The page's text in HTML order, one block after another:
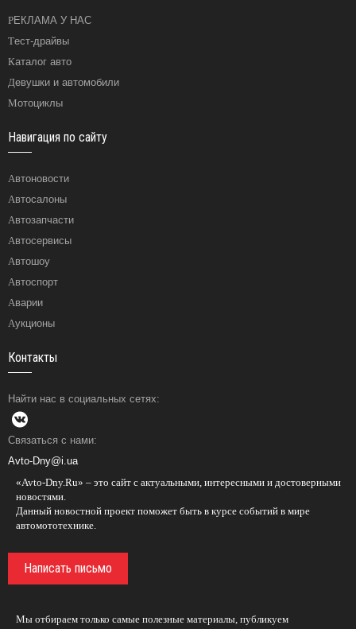
РЕКЛАМА У НАС
Тест-драйвы
Каталог авто
Девушки и автомобили
Мотоциклы
Навигация по сайту
Автоновости
Автосалоны
Автозапчасти
Автосервисы
Автошоу
Автоспорт
Аварии
Аукционы
Контакты
Найти нас в социальных сетях:
Связаться с нами:
Avto-Dny@i.ua
«Avto-Dny.Ru» – это сайт с актуальными, интересными и достоверными
новостями.
Данный новостной проект поможет быть в курсе событий в мире
автомототехнике.
Написать письмо
Мы отбираем только самые полезные материалы, публикуем